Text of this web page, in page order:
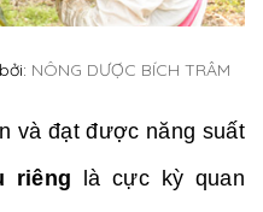
NÔNG DƯỢC BÍCH TRÂM
và đạt được năng suất
riêng là cực kỳ quan